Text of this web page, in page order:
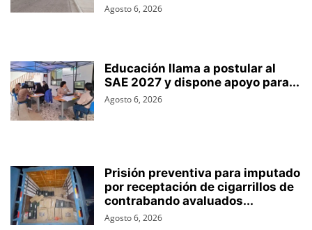
Agosto 6, 2026
Educación llama a postular al
SAE 2027 y dispone apoyo para...
Agosto 6, 2026
Prisión preventiva para imputado
por receptación de cigarrillos de
contrabando avaluados...
Agosto 6, 2026